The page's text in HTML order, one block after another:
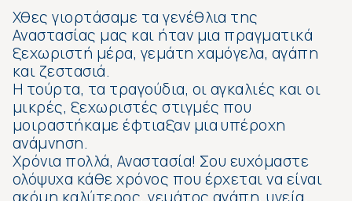
Χθες γιορτάσαμε τα γενέθλια της
Αναστασίας μας και ήταν μια πραγματικά
ξεχωριστή μέρα, γεμάτη χαμόγελα, αγάπη
και ζεστασιά.
Η τούρτα, τα τραγούδια, οι αγκαλιές και οι
μικρές, ξεχωριστές στιγμές που
μοιραστήκαμε έφτιαξαν μια υπέροχη
ανάμνηση.
Χρόνια πολλά, Αναστασία! Σου ευχόμαστε
ολόψυχα κάθε χρόνος που έρχεται να είναι